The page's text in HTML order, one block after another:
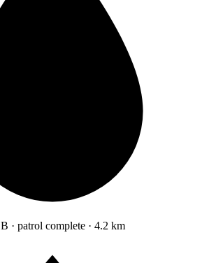
· patrol complete · 4.2 km